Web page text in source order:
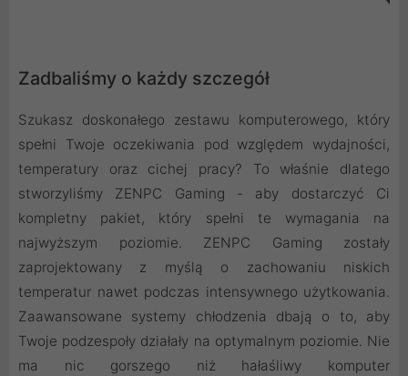
Zadbaliśmy o każdy szczegół
Szukasz doskonałego zestawu komputerowego, który
spełni Twoje oczekiwania pod względem wydajności,
temperatury oraz cichej pracy? To właśnie dlatego
stworzyliśmy ZENPC Gaming - aby dostarczyć Ci
kompletny pakiet, który spełni te wymagania na
najwyższym poziomie. ZENPC Gaming zostały
zaprojektowany z myślą o zachowaniu niskich
temperatur nawet podczas intensywnego użytkowania.
Zaawansowane systemy chłodzenia dbają o to, aby
Twoje podzespoły działały na optymalnym poziomie. Nie
ma nic gorszego niż hałaśliwy komputer